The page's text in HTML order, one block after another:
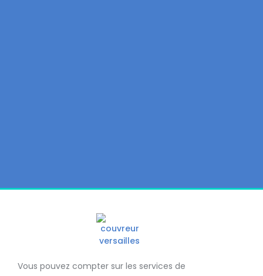
Vous pouvez compter sur les services de